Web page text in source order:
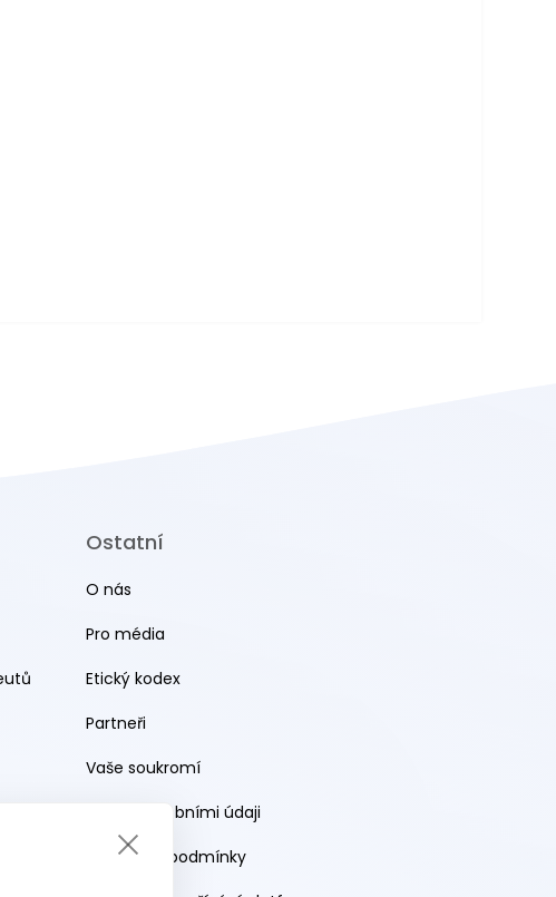
Ostatní
O nás
Pro média
Etický kodex
Partneři
Vaše soukromí
Práce s osobními údaji
Obchodní podmínky